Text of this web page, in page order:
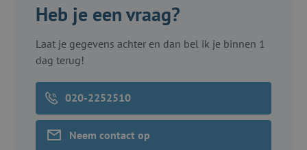
Heb je een vraag?
Laat je gegevens achter en dan bel ik je binnen 1
dag terug!
020-2252510
Neem contact op